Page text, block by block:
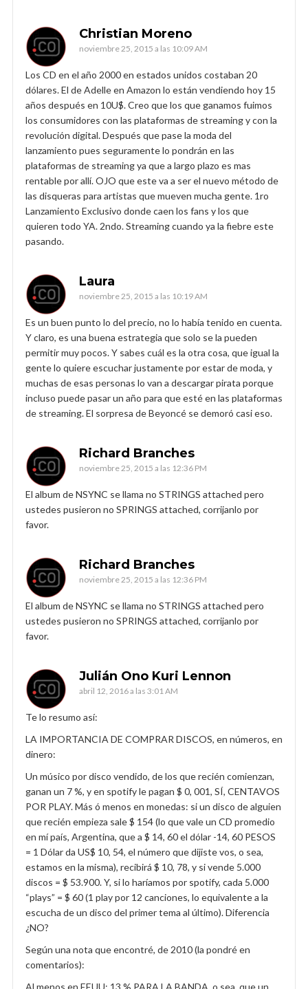
Christian Moreno
noviembre 25, 2015 a las 10:09 AM
Los CD en el año 2000 en estados unidos costaban 20
dólares. El de Adelle en Amazon lo están vendiendo hoy 15
años después en 10U$. Creo que los que ganamos fuimos
los consumidores con las plataformas de streaming y con la
revolución digital. Después que pase la moda del
lanzamiento pues seguramente lo pondrán en las
plataformas de streaming ya que a largo plazo es mas
rentable por allí. OJO que este va a ser el nuevo método de
las disqueras para artistas que mueven mucha gente. 1ro
Lanzamiento Exclusivo donde caen los fans y los que
quieren todo YA. 2ndo. Streaming cuando ya la fiebre este
pasando.
Laura
noviembre 25, 2015 a las 10:19 AM
Es un buen punto lo del precio, no lo había tenido en cuenta.
Y claro, es una buena estrategia que solo se la pueden
permitir muy pocos. Y sabes cuál es la otra cosa, que igual la
gente lo quiere escuchar justamente por estar de moda, y
muchas de esas personas lo van a descargar pirata porque
incluso puede pasar un año para que esté en las plataformas
de streaming. El sorpresa de Beyoncé se demoró casi eso.
Richard Branches
noviembre 25, 2015 a las 12:36 PM
El album de NSYNC se llama no STRINGS attached pero
ustedes pusieron no SPRINGS attached, corrijanlo por
favor.
Richard Branches
noviembre 25, 2015 a las 12:36 PM
El album de NSYNC se llama no STRINGS attached pero
ustedes pusieron no SPRINGS attached, corrijanlo por
favor.
Julián Ono Kuri Lennon
abril 12, 2016 a las 3:01 AM
Te lo resumo así:
LA IMPORTANCIA DE COMPRAR DISCOS, en números, en
dinero:
Un músico por disco vendido, de los que recién comienzan,
ganan un 7 %, y en spotify le pagan $ 0, 001, SÍ, CENTAVOS
POR PLAY. Más ó menos en monedas: si un disco de alguien
que recién empieza sale $ 154 (lo que vale un CD promedio
en mí país, Argentina, que a $ 14, 60 el dólar -14, 60 PESOS
= 1 Dólar da US$ 10, 54, el número que dijiste vos, o sea,
estamos en la misma), recibirá $ 10, 78, y si vende 5.000
discos = $ 53.900. Y, si lo haríamos por spotify, cada 5.000
“plays” = $ 60 (1 play por 12 canciones, lo equivalente a la
escucha de un disco del primer tema al último). Diferencia
¿NO?
Según una nota que encontré, de 2010 (la pondré en
comentarios):
Al menos en EEUU: 13 % PARA LA BANDA, o sea, que un